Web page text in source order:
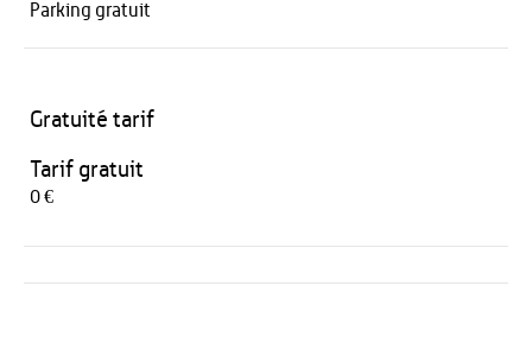
Parking gratuit
Gratuité tarif
Tarif gratuit
0 €